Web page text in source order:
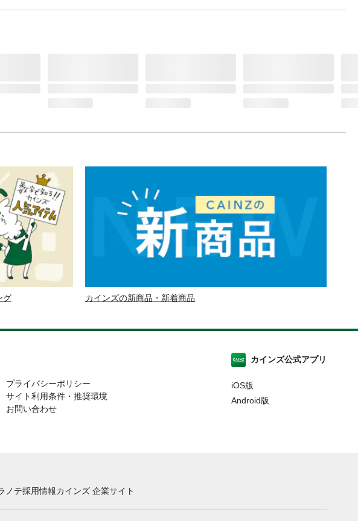
グ カインズの新商品・新着商品
プライバシーポリシー
サイト利用条件・推奨環境
お問い合わせ
カインズ公式アプリ
iOS版
Android版
ノテ採用情報カインズ 企業サイト